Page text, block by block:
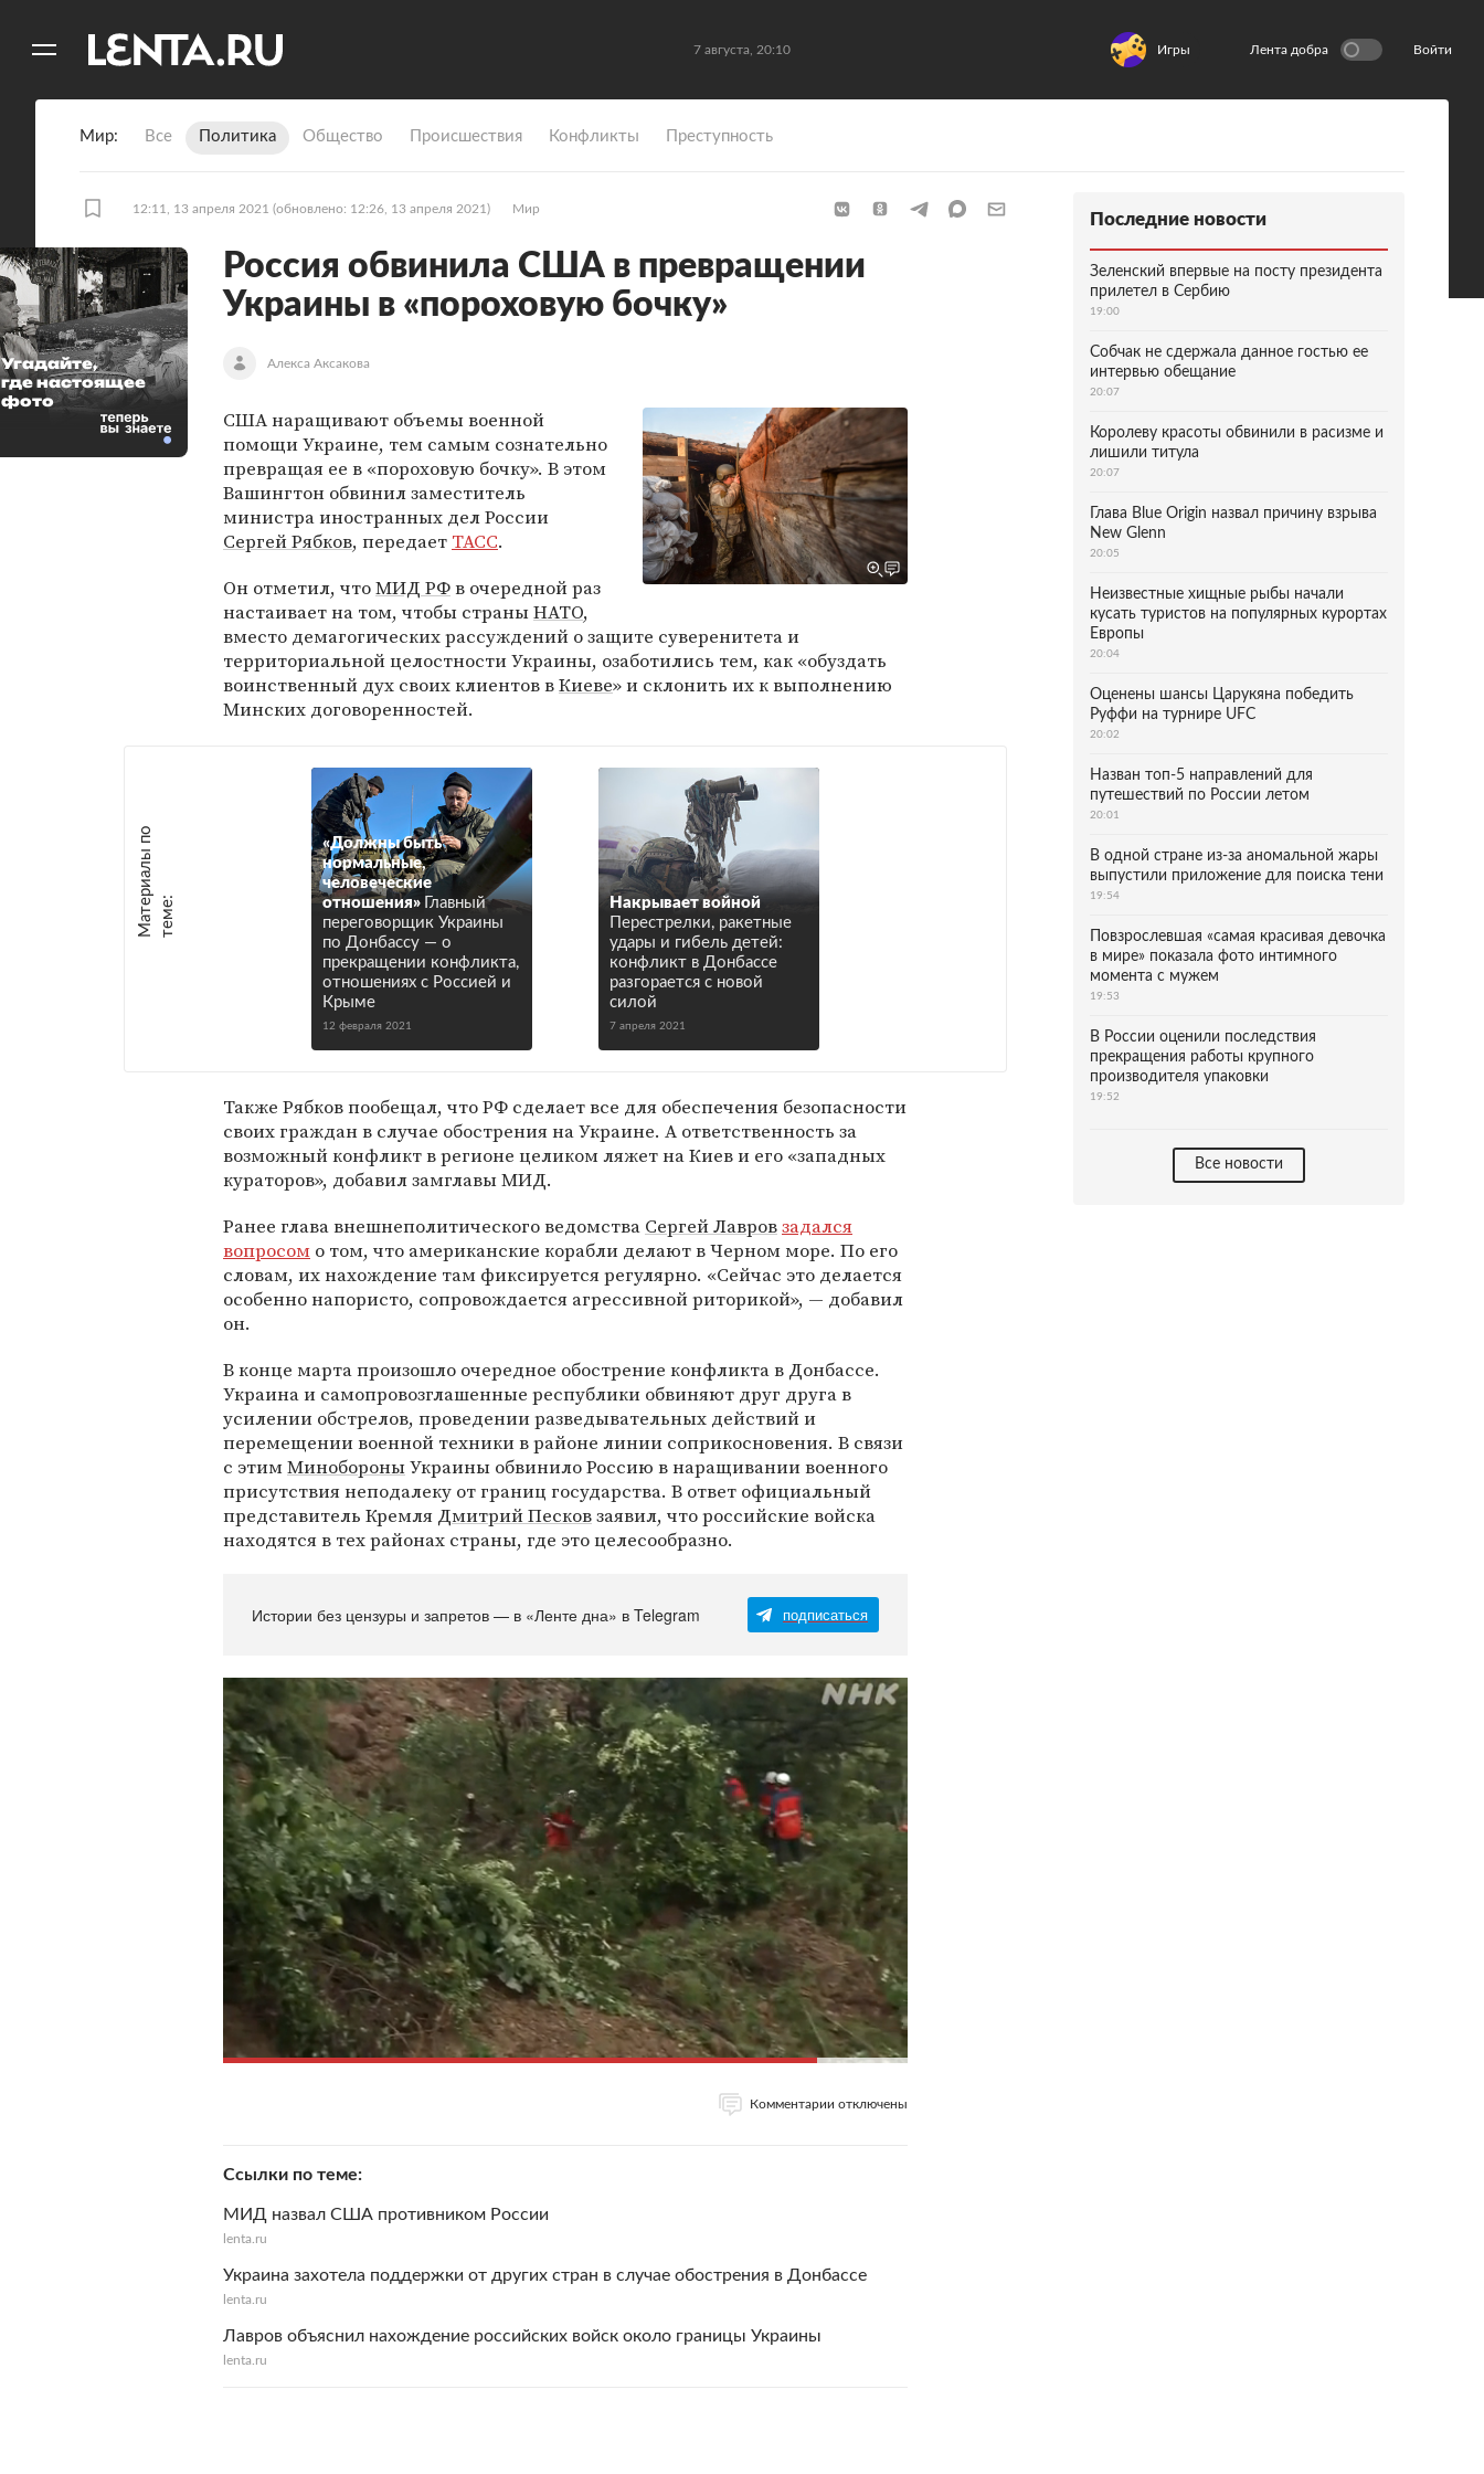
7 августа, 20:10 Игры Лента добра Войти
Мир Все Политика Общество Происшествия Конфликты Преступность
12:11, 13 апреля 2021 (обновлено: 12:26, 13 апреля 2021) Мир
Россия обвинила США в превращении
Украины в «пороховую бочку»
Алекса Аксакова
США наращивают объемы военной
помощи Украине, тем самым сознательно
превращая ее в «пороховую бочку». В этом
Вашингтон обвинил заместитель
министра иностранных дел России
Сергей Рябков, передает ТАСС.
Он отметил, чтоМИД РФв очередной раз
настаивает на том, чтобы страныНАТО,
вместо демагогических рассуждений о защите суверенитета и
территориальной целостности Украины, озаботились тем, как «обуздать
воинственный дух своих клиентов вКиеве» и склонить их к выполнению
Минских договоренностей.
М
а
т е
р
и
а
л
ы
п
о
т
е
м
е :
«Должны быть
нормальные,
человеческие
отношения» Главный
переговорщик Украины
по Донбассу — о
прекращении конфликта,
отношениях с Россией и
Крыме
12 февраля 2021
Накрывает войной
Перестрелки, ракетные
удары и гибель детей:
конфликт в Донбассе
разгорается с новой
силой
7 апреля 2021
Также Рябков пообещал, что РФ сделает все для обеспечения безопасности
своих граждан в случае обострения на Украине. А ответственность за
возможный конфликт в регионе целиком ляжет на Киев и его «западных
кураторов», добавил замглавы МИД.
Ранее глава внешнеполитического ведомства Сергей Лавровзадался
вопросом о том, что американские корабли делают в Черном море. По его
словам, их нахождение там фиксируется регулярно. «Сейчас это делается
особенно напористо, сопровождается агрессивной риторикой», — добавил
он.
В конце марта произошло очередное обострение конфликта в Донбассе.
Украина и самопровозглашенные республики обвиняют друг друга в
усилении обстрелов, проведении разведывательных действий и
перемещении военной техники в районе линии соприкосновения. В связи
с этимМинобороныУкраины обвинило Россию в наращивании военного
присутствия неподалеку от границ государства. В ответ официальный
представитель Кремля Дмитрий Песковзаявил, что российские войска
находятся в тех районах страны, где это целесообразно.
Истории без цензуры и запретов — в «Ленте дна» в Telegram подписаться
Комментарии отключены
Ссылки по теме
МИД назвал США противником России
lenta.ru
Украина захотела поддержки от других стран в случае обострения в Донбассе
lenta.ru
Лавров объяснил нахождение российских войск около границы Украины
lenta.ru
Угадайте,
где настоящее
фото
Последние новости
Зеленский впервые на посту президента
прилетел в Сербию
19:00
Собчак не сдержала данное гостью ее
интервью обещание
20:07
Королеву красоты обвинили в расизме и
лишили титула
20:07
Глава Blue Origin назвал причину взрыва
New Glenn
20:05
Неизвестные хищные рыбы начали
кусать туристов на популярных курортах
Европы
20:04
Оценены шансы Царукяна победить
Руффи на турнире UFC
20:02
Назван топ-5 направлений для
путешествий по России летом
20:01
В одной стране из-за аномальной жары
выпустили приложение для поиска тени
19:54
Повзрослевшая «самая красивая девочка
в мире» показала фото интимного
момента с мужем
19:53
В России оценили последствия
прекращения работы крупного
производителя упаковки
19:52
Все новости